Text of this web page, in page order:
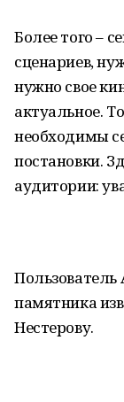
Более того –
сценариев,
нужно свое
актуальное.
необходимы
постановки.
аудитории:
памятника
Нестерову.